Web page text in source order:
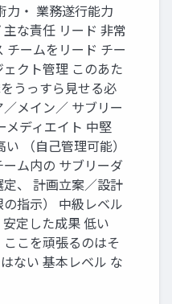
力・ 業務遂行能力
な責任 リード 非常
チームをリード チー
クト管理 このあた
うっすら見せる必
メイン／ サブリー
メディエイト 中堅
（自己管理可能）
ム内の サブリーダ
、 計画立案／設計
指示） 中級レベル
定した成果 低い
ここを頑張るのはそ
ない 基本レベル な